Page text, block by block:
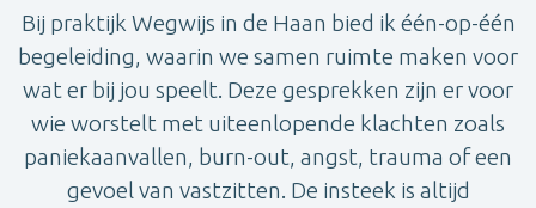
Bij praktijk Wegwijs in de Haan bied ik één-op-één
begeleiding, waarin we samen ruimte maken voor
wat er bij jou speelt. Deze gesprekken zijn er voor
wie worstelt met uiteenlopende klachten zoals
paniekaanvallen, burn-out, angst, trauma of een
gevoel van vastzitten. De insteek is altijd